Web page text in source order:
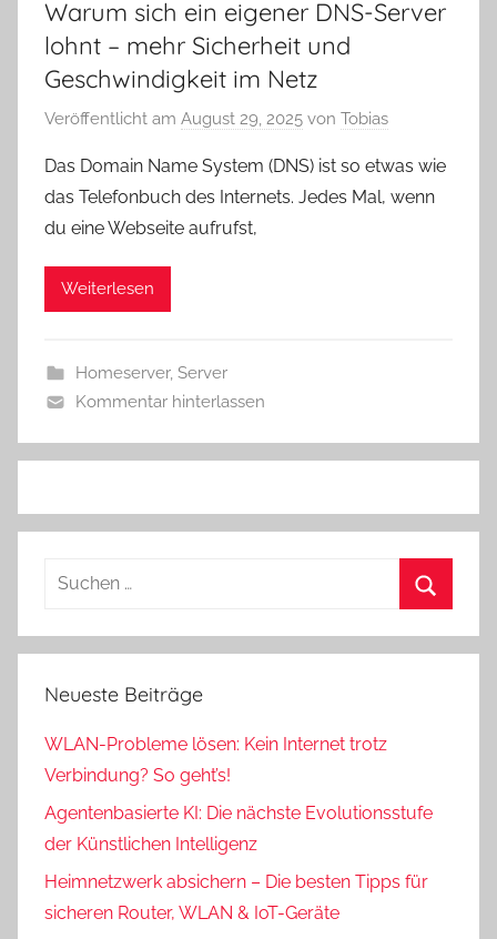
Warum sich ein eigener DNS-Server
lohnt – mehr Sicherheit und
Geschwindigkeit im Netz
Veröffentlicht am August 29, 2025 von Tobias
Das Domain Name System (DNS) ist so etwas wie
das Telefonbuch des Internets. Jedes Mal, wenn
du eine Webseite aufrufst,
Weiterlesen
Homeserver, Server
Kommentar hinterlassen
Suchen
Neueste Beiträge
WLAN-Probleme lösen: Kein Internet trotz
Verbindung? So geht’s!
Agentenbasierte KI: Die nächste Evolutionsstufe
der Künstlichen Intelligenz
Heimnetzwerk absichern – Die besten Tipps für
sicheren Router, WLAN & IoT-Geräte